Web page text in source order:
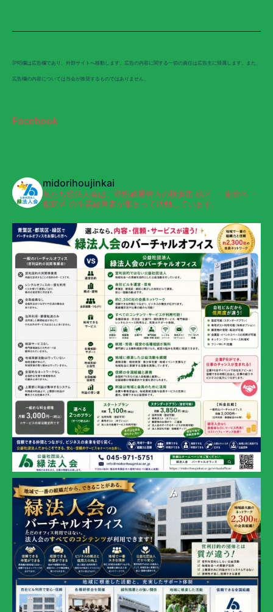
[PR]欄は広告欄であり、外部サイトへ移動します。広告の内容に関する一切の責任は広告主に帰属します。また、
広告欄の内容については当会が推奨するものではありません。
Facebook
midorihoujinkai
私たち緑法人会は、緑税務署管内の横浜市 緑区 ・ 青葉区 ・
都筑区 の企業経営者が集まって活動しています。